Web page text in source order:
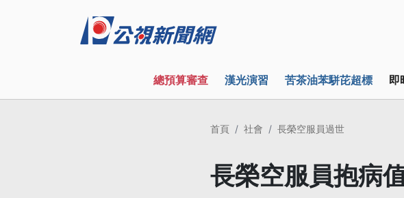
總預算審查 漢光演習 苦茶油苯駢芘超標 即
首頁 社會 長榮空服員過世
長榮空服員抱病